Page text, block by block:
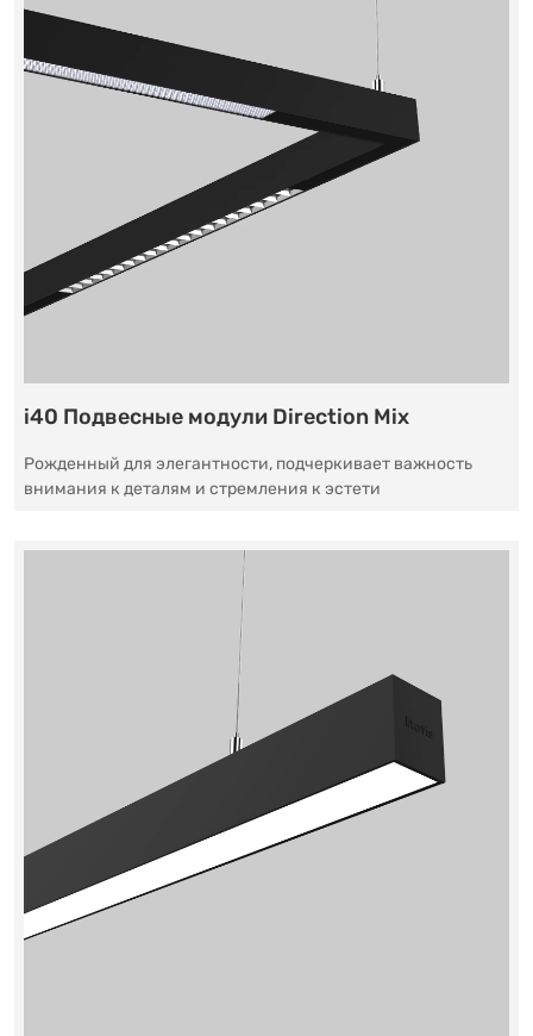
i40 Подвесные модули Direction Mix
Рожденный для элегантности, подчеркивает важность
внимания к деталям и стремления к эстети